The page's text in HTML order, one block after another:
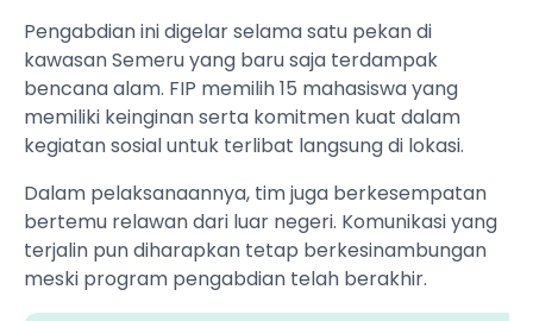
Pengabdian ini digelar selama satu pekan di
kawasan Semeru yang baru saja terdampak
bencana alam. FIP memilih 15 mahasiswa yang
memiliki keinginan serta komitmen kuat dalam
kegiatan sosial untuk terlibat langsung di lokasi.
Dalam pelaksanaannya, tim juga berkesempatan
bertemu relawan dari luar negeri. Komunikasi yang
terjalin pun diharapkan tetap berkesinambungan
meski program pengabdian telah berakhir.